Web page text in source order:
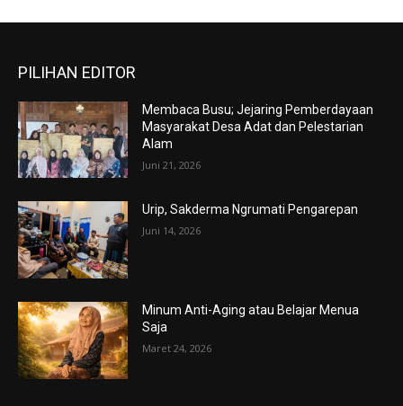
PILIHAN EDITOR
Membaca Busu; Jejaring Pemberdayaan
Masyarakat Desa Adat dan Pelestarian
Alam
Juni 21, 2026
Urip, Sakderma Ngrumati Pengarepan
Juni 14, 2026
Minum Anti-Aging atau Belajar Menua
Saja
Maret 24, 2026